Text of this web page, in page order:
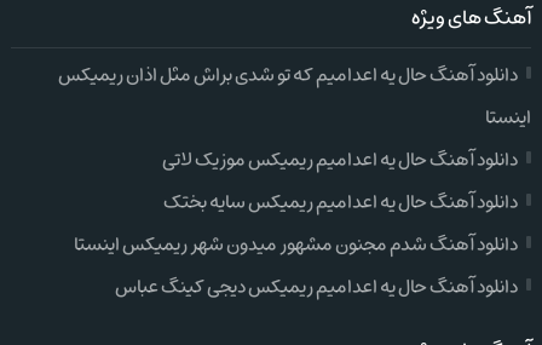
آهنگ های ویژه
دانلود آهنگ حال یه اعدامیم که تو شدی براش مثل اذان ریمیکس
اینستا
دانلود آهنگ حال یه اعدامیم ریمیکس موزیک لاتی
دانلود آهنگ حال یه اعدامیم ریمیکس سایه بختک
دانلود آهنگ شدم مجنون مشهور میدون شهر ریمیکس اینستا
دانلود آهنگ حال یه اعدامیم ریمیکس دیجی کینگ عباس